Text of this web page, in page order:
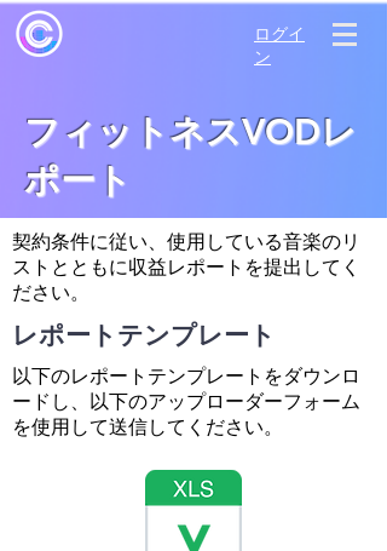
ログイ
ン
フィットネスVODレ
ポート
契約条件に従い、使用している音楽のリ
ストとともに収益レポートを提出してく
ださい。
レポートテンプレート
以下のレポートテンプレートをダウンロ
ードし、以下のアップローダーフォーム
を使用して送信してください。